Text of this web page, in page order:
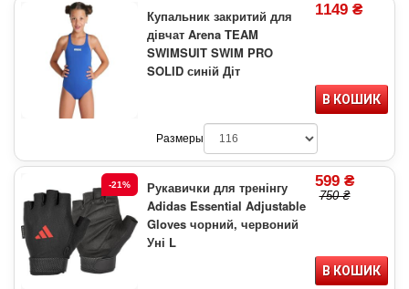
Купальник закритий для
дівчат Arena TEAM
SWIMSUIT SWIM PRO
SOLID синій Діт
1149 ₴
В КОШИК
Размеры
-21%
Рукавички для тренінгу
Adidas Essential Adjustable
Gloves чорний, червоний
Уні L
599 ₴
750 ₴
В КОШИК